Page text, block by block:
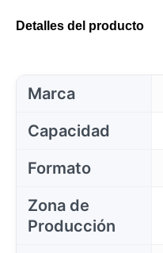
Detalles del producto
Marca
Capacidad
Formato
Zona de
Producción